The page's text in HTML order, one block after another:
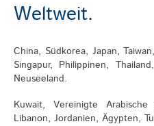
Weltweit.
China, Südkorea, Japan,
Singapur, Philippinen,
Neuseeland.
Kuwait, Vereinigte
Libanon, Jordanien, Ägypten,